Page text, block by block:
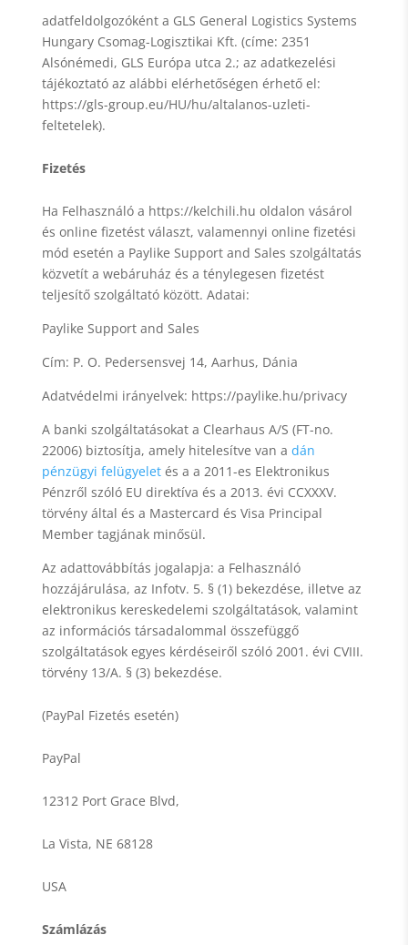
adatfeldolgozóként a GLS General Logistics Systems
Hungary Csomag-Logisztikai Kft. (címe: 2351
Alsónémedi, GLS Európa utca 2.; az adatkezelési
tájékoztató az alábbi elérhetőségen érhető el:
https://gls-group.eu/HU/hu/altalanos-uzleti-
feltetelek).
Fizetés
Ha Felhasználó a https://kelchili.hu oldalon vásárol
és online fizetést választ, valamennyi online fizetési
mód esetén a Paylike Support and Sales szolgáltatás
közvetít a webáruház és a ténylegesen fizetést
teljesítő szolgáltató között. Adatai:
Paylike Support and Sales
Cím: P. O. Pedersensvej 14, Aarhus, Dánia
Adatvédelmi irányelvek: https://paylike.hu/privacy
A banki szolgáltatásokat a Clearhaus A/S (FT-no.
22006) biztosítja, amely hitelesítve van a dán
pénzügyi felügyeletés a a 2011-es Elektronikus
Pénzről szóló EU direktíva és a 2013. évi CCXXXV.
törvény által és a Mastercard és Visa Principal
Member tagjának minősül.
Az adattovábbítás jogalapja: a Felhasználó
hozzájárulása, az Infotv. 5. § (1) bekezdése, illetve az
elektronikus kereskedelemi szolgáltatások, valamint
az információs társadalommal összefüggő
szolgáltatások egyes kérdéseiről szóló 2001. évi CVIII.
törvény 13/A. § (3) bekezdése.
(PayPal Fizetés esetén)
PayPal
12312 Port Grace Blvd,
La Vista, NE 68128
USA
Számlázás